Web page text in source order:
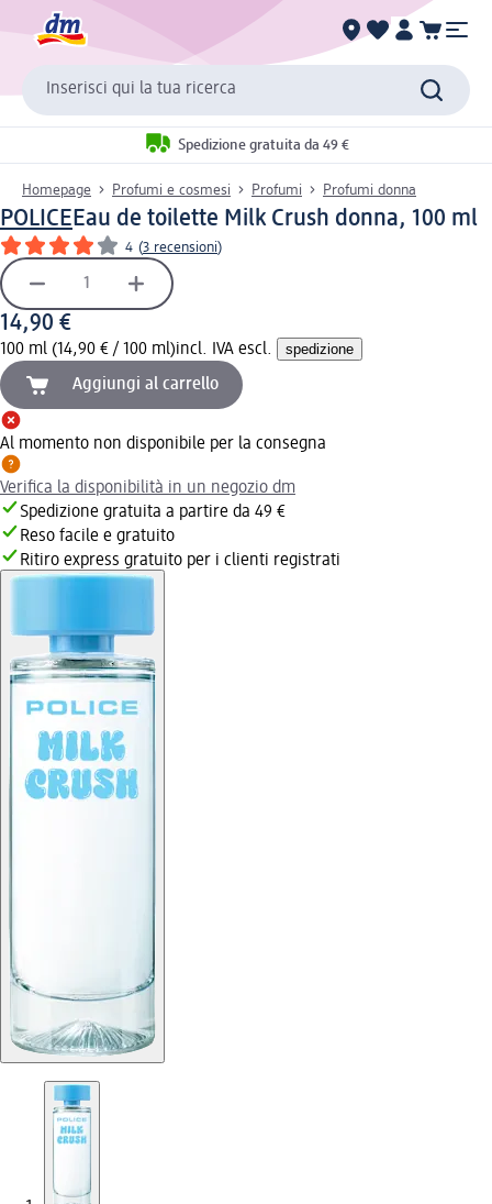
Inserisci qui la tua ricerca
Spedizione gratuita da 49 €
Homepage Profumi e cosmesi Profumi Profumi donna
POLICEEau de toilette Milk Crush donna, 100 ml
4 (3 recensioni)
14,90 €
100 ml (14,90 € / 100 ml)incl. IVA escl. spedizione
Aggiungi al carrello
Al momento non disponibile per la consegna
Verifica la disponibilità in un negozio dm
Spedizione gratuita a partire da 49 €
Reso facile e gratuito
Ritiro express gratuito per i clienti registrati